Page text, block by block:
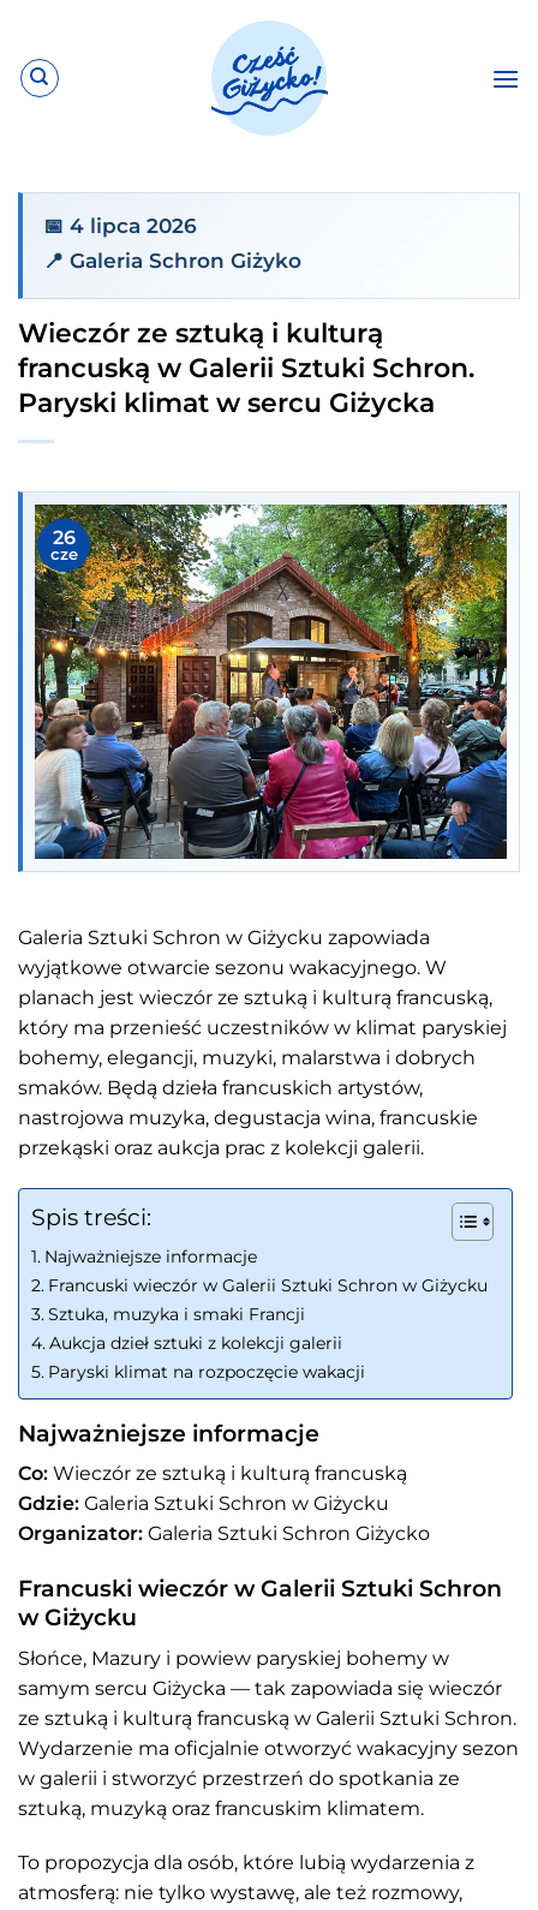
zawartości
📅 4 lipca 2026
📍 Galeria Schron Giżyko
Wieczór ze sztuką i kulturą
francuską w Galerii Sztuki Schron.
Paryski klimat w sercu Giżycka
26
cze
Galeria Sztuki Schron w Giżycku zapowiada
wyjątkowe otwarcie sezonu wakacyjnego. W
planach jest wieczór ze sztuką i kulturą francuską,
który ma przenieść uczestników w klimat paryskiej
bohemy, elegancji, muzyki, malarstwa i dobrych
smaków. Będą dzieła francuskich artystów,
nastrojowa muzyka, degustacja wina, francuskie
przekąski oraz aukcja prac z kolekcji galerii.
Spis treści:
Najważniejsze informacje
Francuski wieczór w Galerii Sztuki Schron w Giżycku
Sztuka, muzyka i smaki Francji
Aukcja dzieł sztuki z kolekcji galerii
Paryski klimat na rozpoczęcie wakacji
Najważniejsze informacje
Co: Wieczór ze sztuką i kulturą francuską
Gdzie: Galeria Sztuki Schron w Giżycku
Organizator: Galeria Sztuki Schron Giżycko
Francuski wieczór w Galerii Sztuki Schron
w Giżycku
Słońce, Mazury i powiew paryskiej bohemy w
samym sercu Giżycka — tak zapowiada się wieczór
ze sztuką i kulturą francuską w Galerii Sztuki Schron.
Wydarzenie ma oficjalnie otworzyć wakacyjny sezon
w galerii i stworzyć przestrzeń do spotkania ze
sztuką, muzyką oraz francuskim klimatem.
To propozycja dla osób, które lubią wydarzenia z
atmosferą: nie tylko wystawę, ale też rozmowy,